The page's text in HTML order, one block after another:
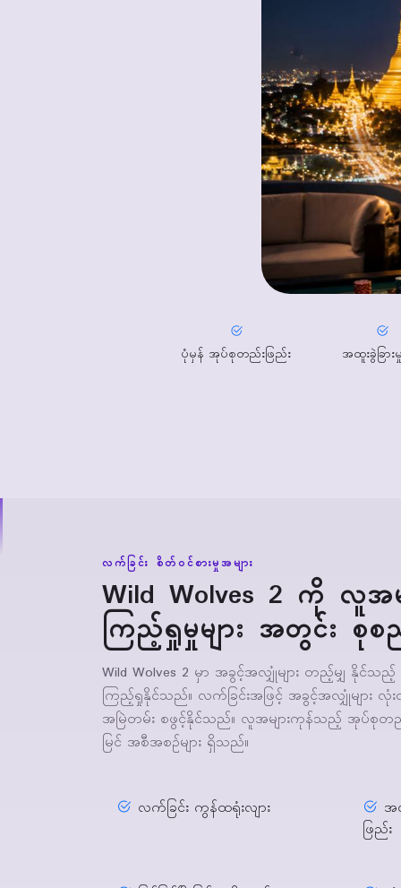
ပုံမှန် အုပ်စုတည်းဖြည်း အထူးခွဲခြား
လက်ခြင်း စိတ်ဝင်စားမှုအများ
Wild Wolves 2 ကို လူအ
ကြည့်ရှုမှုများ အတွင်း စု
Wild Wolves 2 မှာ အခွင့်အလျှုံများ တည့်မျှ နိုင်
ကြည့်ရှုနိုင်သည်။ လက်ခြင်းအဖြင့် အခွင့်အလျှုံများ လုံးလုံး
အမြဲတမ်း စဖွင့်နိုင်သည်။ လူအများကုန်သည့် အုပ်စုတည်းဖ
မြင် အစီအစဉ်များ ရှိသည်။
လက်ခြင်း ကွန်ထရုံးလျား
အ
ဖြည်း